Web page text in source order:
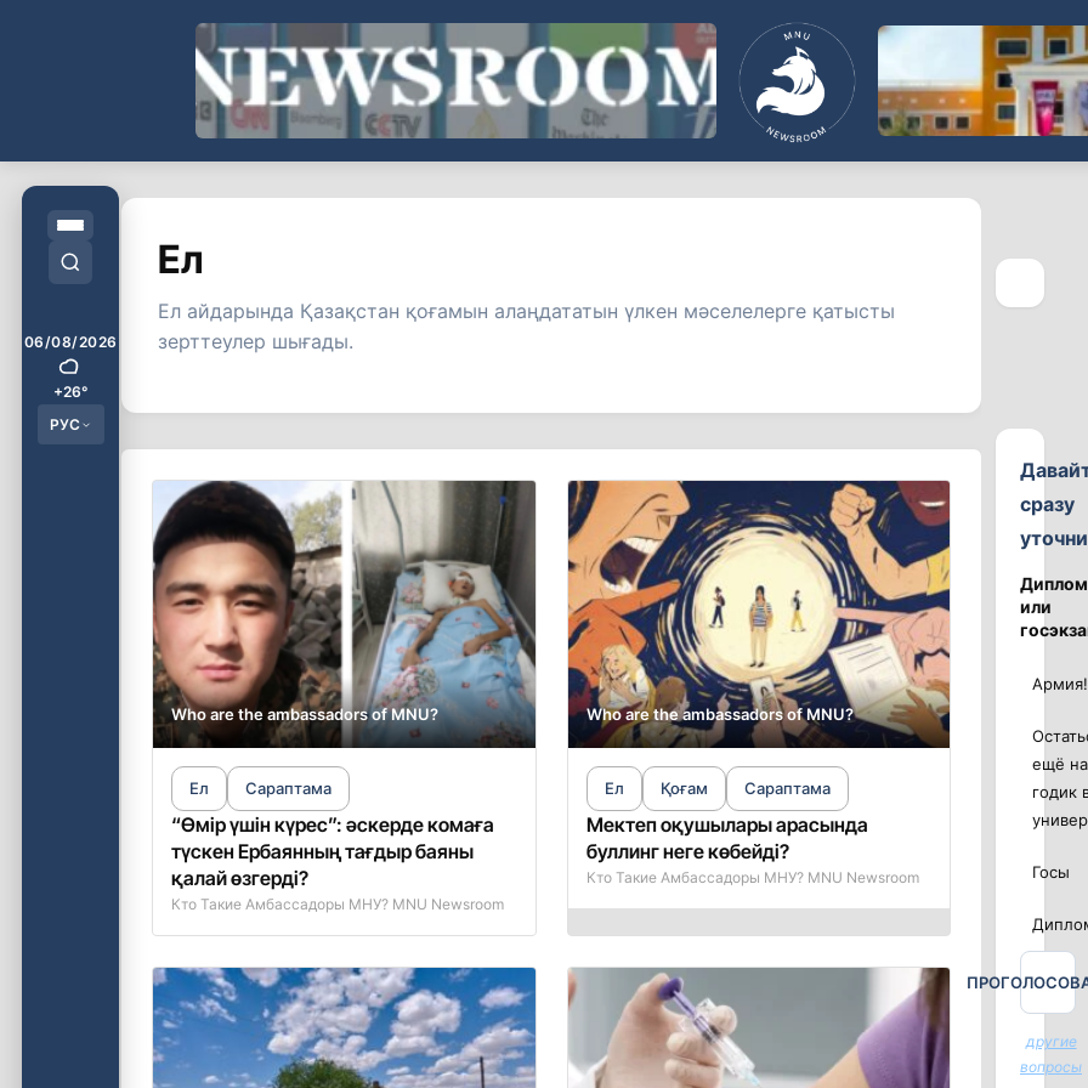
06/08/2026
+26°
РУС
Ел
Ел айдарында Қазақстан қоғамын алаңдататын үлкен мәселелерге қатысты
зерттеулер шығады.
Who are the ambassadors of MNU?
Ел Сараптама
“Өмір үшін күрес”: әскерде комаға
түскен Ербаянның тағдыр баяны
қалай өзгерді?
Кто Такие Амбассадоры МНУ? MNU Newsroom
Who are the ambassadors of MNU?
Ел Қоғам Сараптама
Мектеп оқушылары арасында
буллинг неге көбейді?
Кто Такие Амбассадоры МНУ? MNU Newsroom
сразу
или
Армия!
ещё на
годик
Госы
другие
вопросы